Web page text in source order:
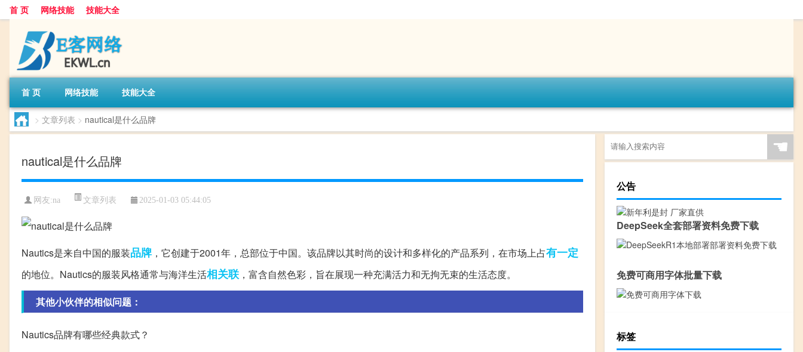
首 页 网络技能 技能大全
首 页 网络技能 技能大全
> 文章列表 > nautical是什么品牌
nautical是什么品牌
网友:na 文章列表 2025-01-03 05:44:05
Nautics是来自中国的服装品牌 ，它创建于2001年，总部位于中国。该品牌以其时尚的设计和多样化的产品系列，在市场上占有一定
的地位。Nautics的服装风格通常与海洋生活相关联 ，富含自然色彩，旨在展现一种充满活力和无拘无束的生活态度。
其他小伙伴的相似问题：
Nautics品牌有哪些经典款式？
☚
公告
DeepSeek全套部署资料免费下载
免费可商用字体批量下载
标签